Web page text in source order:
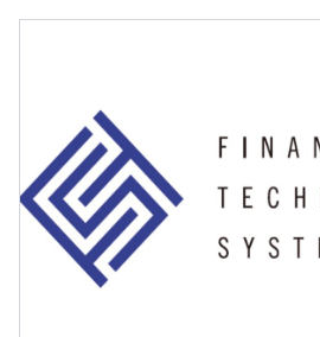
・現場報告会にはエンジニアだけ
社内勉強会の開催
プロジェクトごとに選択、ウォー
■賃金の決定方法：当社規定によ
・基本給：25万円〜35万円
・残業代全額支給
・その他手当：資格に応じて支給
※上記はスタート時の月給になりま
※スキル、ご経験、ご年齢、現収